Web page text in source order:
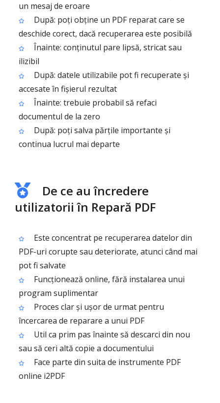
un mesaj de eroare
După: poți obține un PDF reparat care se
deschide corect, dacă recuperarea este posibilă
Înainte: conținutul pare lipsă, stricat sau
ilizibil
După: datele utilizabile pot fi recuperate și
accesate în fișierul rezultat
Înainte: trebuie probabil să refaci
documentul de la zero
După: poți salva părțile importante și
continua lucrul mai departe
De ce au încredere
utilizatorii în Repară PDF
Este concentrat pe recuperarea datelor din
PDF-uri corupte sau deteriorate, atunci când mai
pot fi salvate
Funcționează online, fără instalarea unui
program suplimentar
Proces clar și ușor de urmat pentru
încercarea de reparare a unui PDF
Util ca prim pas înainte să descarci din nou
sau să ceri altă copie a documentului
Face parte din suita de instrumente PDF
online i2PDF